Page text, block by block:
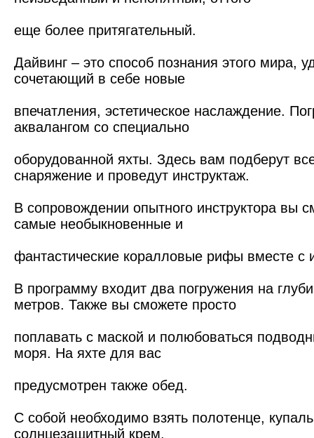
еще более притягательный.
Дайвинг – это способ познания этого мира,
сочетающий в себе новые
впечатления, эстетическое наслаждение.
аквалангом со специально
оборудованной яхты. Здесь вам подберут
снаряжение и проведут инструктаж.
В сопровождении опытного инструктора вы
самые необыкновенные и
фантастические коралловые рифы вместе с
В программу входит два погружения на
метров. Также вы сможете просто
поплавать с маской и полюбоваться
моря. На яхте для вас
предусмотрен также обед.
С собой необходимо взять полотенце,
солнцезащитный крем.